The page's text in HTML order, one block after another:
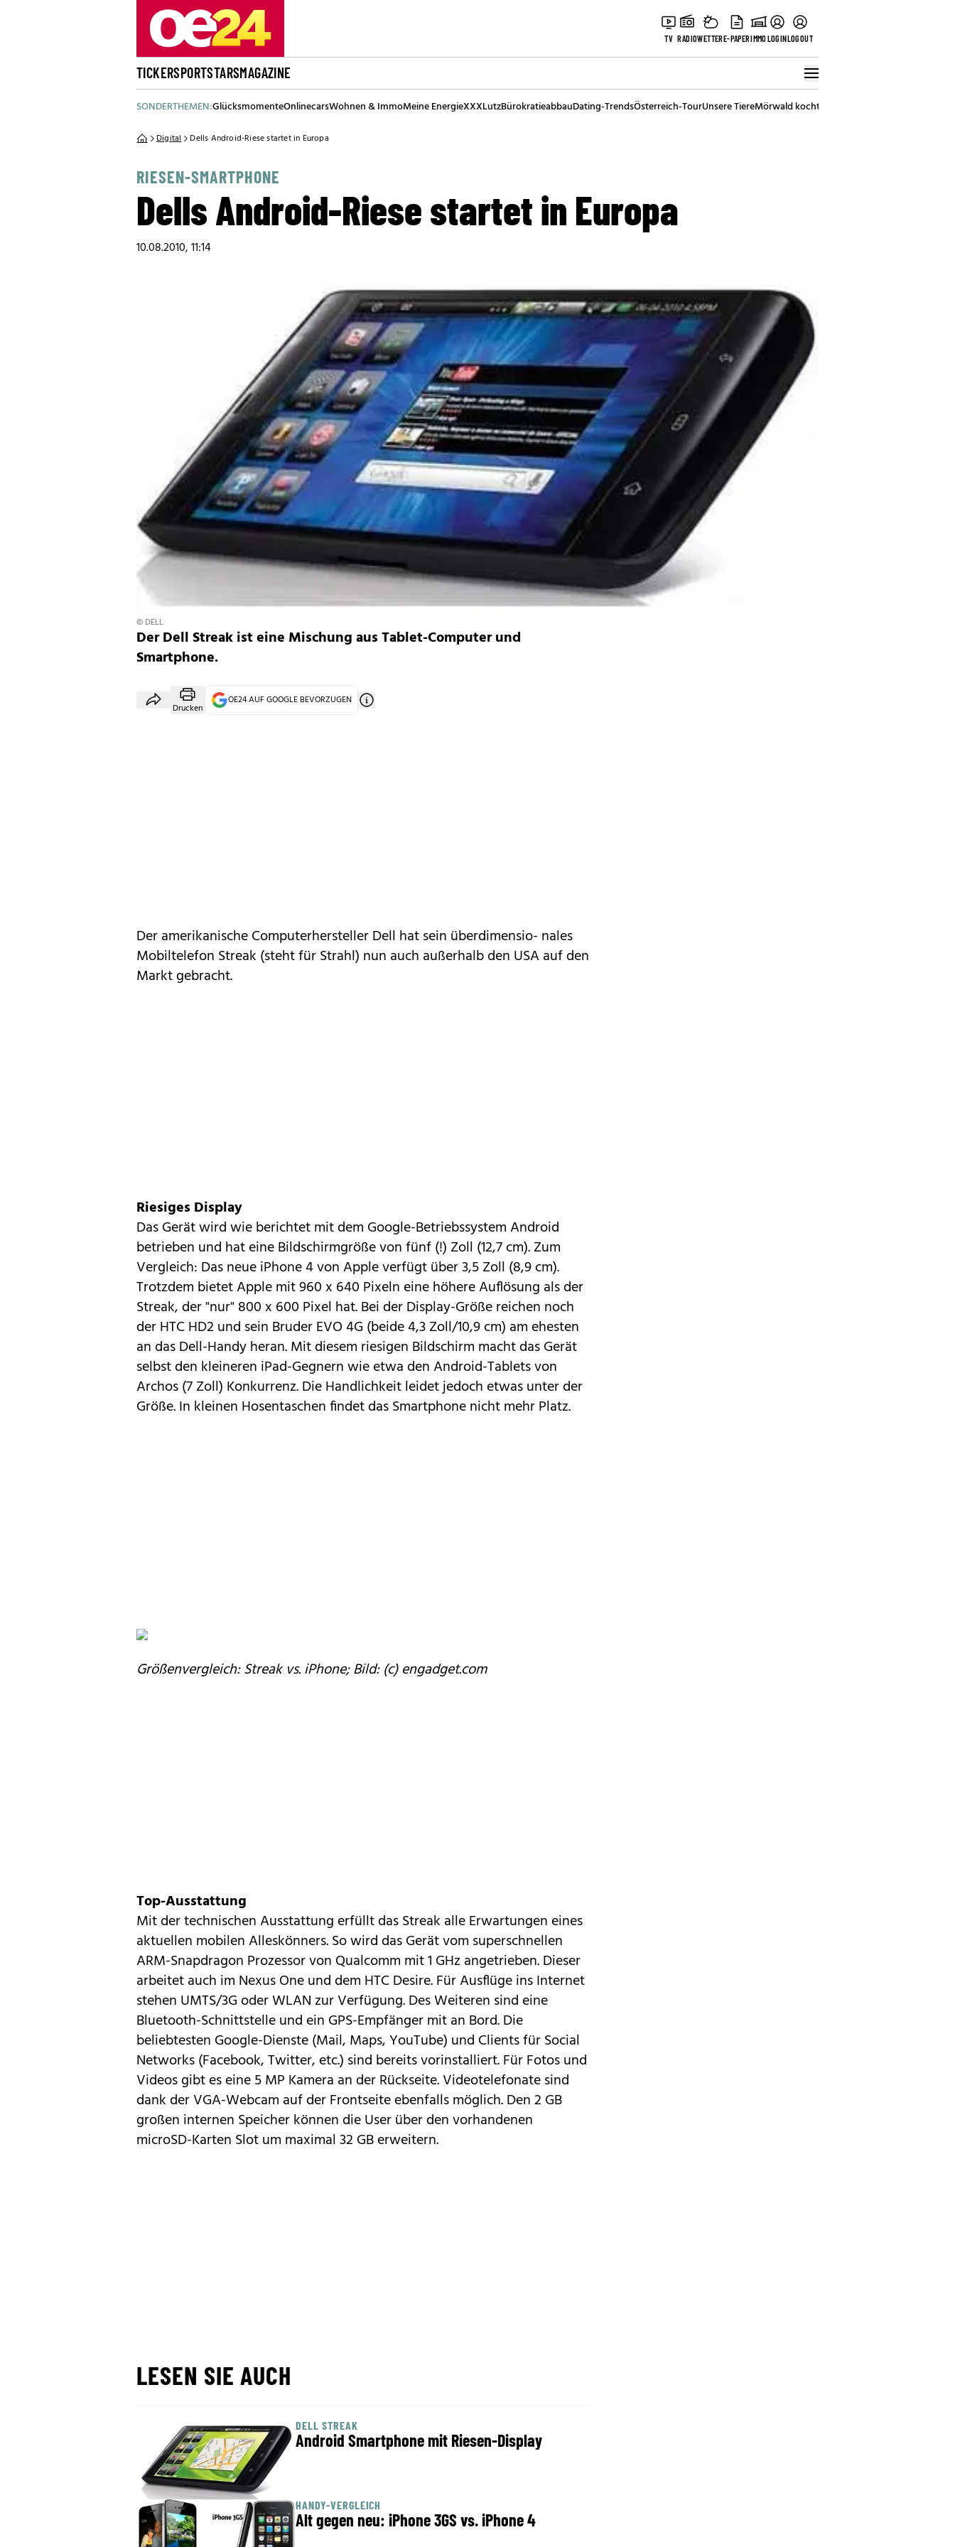
TV RADIOWETTERE-PAPERIMMOLOGINLOGOUT
TICKERSPORTSTARSMAGAZINE
SONDERTHEMEN:GlücksmomenteOnlinecarsWohnen & ImmoMeine EnergieXXXLutzBürokratieabbauDating-TrendsÖsterreich-TourUnsere TiereMörwald kocht
Digital Dells Android-Riese startet in Europa
RIESEN-SMARTPHONE
Dells Android-Riese startet in Europa
10.08.2010, 11:14
© DELL
Der Dell Streak ist eine Mischung aus Tablet-Computer und
Smartphone.
Drucken
OE24 AUF GOOGLE BEVORZUGEN
Der amerikanische ComputerherstellerDell hat sein überdimensio- nales
Mobiltelefon Streak (steht für Strahl) nun auch außerhalb den USA auf den
Markt gebracht.
Riesiges Display
Das Gerät wird wie berichtet mit dem Google-BetriebssystemAndroid
betrieben und hat eine Bildschirmgröße von fünf (!) Zoll (12,7 cm). Zum
Vergleich: Das neueiPhone 4von Apple verfügt über 3,5 Zoll (8,9 cm).
Trotzdem bietet Apple mit 960 x 640 Pixeln eine höhere Auflösung als der
Streak, der "nur" 800 x 600 Pixel hat. Bei der Display-Größe reichen noch
derHTC HD2 und sein BruderEVO 4G (beide 4,3 Zoll/10,9 cm) am ehesten
an das Dell-Handy heran. Mit diesem riesigen Bildschirm macht das Gerät
selbst den kleineren iPad-Gegnern wie etwa denAndroid-Tablets von
Archos(7 Zoll) Konkurrenz. Die Handlichkeit leidet jedoch etwas unter der
Größe. In kleinen Hosentaschen findet das Smartphone nicht mehr Platz.
Größenvergleich:Streak vs. iPhone; Bild: (c) engadget.com
Top-Ausstattung
Mit der technischen Ausstattung erfüllt das Streak alle Erwartungen eines
aktuellen mobilen Alleskönners. So wird das Gerät vom superschnellen
ARM-Snapdragon Prozessor von Qualcomm mit 1 GHz angetrieben. Dieser
arbeitet auch im Nexus One und dem HTC Desire. Für Ausflüge ins Internet
stehen UMTS/3G oder WLAN zur Verfügung. Des Weiteren sind eine
Bluetooth-Schnittstelle und ein GPS-Empfänger mit an Bord. Die
beliebtesten Google-Dienste (Mail, Maps, YouTube) und Clients für Social
Networks (Facebook, Twitter, etc.) sind bereits vorinstalliert. Für Fotos und
Videos gibt es eine 5 MP Kamera an der Rückseite. Videotelefonate sind
dank der VGA-Webcam auf der Frontseite ebenfalls möglich. Den 2 GB
großen internen Speicher können die User über den vorhandenen
microSD-Karten Slot um maximal 32 GB erweitern.
LESEN SIE AUCH
DELL STREAK
Android Smartphone mit Riesen-Display
HANDY-VERGLEICH
Alt gegen neu: iPhone 3GS vs. iPhone 4